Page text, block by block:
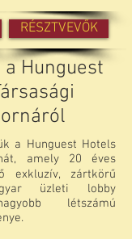
RÉSZTVEVŐK
Hunguest
a Hunguest Hotels
amely 20 éves
exkluzív, zártkörű
üzleti lobby
létszámú